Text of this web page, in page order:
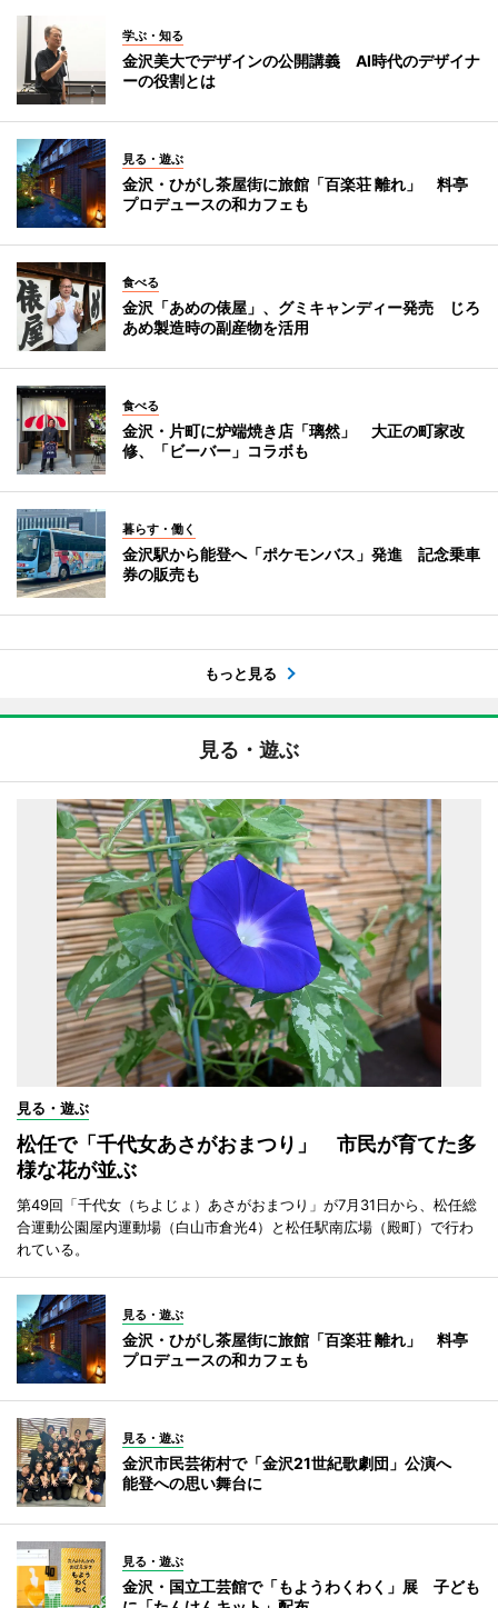
学ぶ・知る
金沢美大でデザインの公開講義 AI時代のデザイナ
ーの役割とは
見る・遊ぶ
金沢・ひがし茶屋街に旅館「百楽荘 離れ」 料亭
プロデュースの和カフェも
食べる
金沢「あめの俵屋」、グミキャンディー発売 じろ
あめ製造時の副産物を活用
食べる
金沢・片町に炉端焼き店「璃然」 大正の町家改
修、「ビーバー」コラボも
暮らす・働く
金沢駅から能登へ「ポケモンバス」発進 記念乗車
券の販売も
もっと見る
見る・遊ぶ
見る・遊ぶ
松任で「千代女あさがおまつり」 市民が育てた多
様な花が並ぶ
第49回「千代女（ちよじょ）あさがおまつり」が7月31日から、松任総
合運動公園屋内運動場（白山市倉光4）と松任駅南広場（殿町）で行わ
れている。
見る・遊ぶ
金沢・ひがし茶屋街に旅館「百楽荘 離れ」 料亭
プロデュースの和カフェも
見る・遊ぶ
金沢市民芸術村で「金沢21世紀歌劇団」公演へ
能登への思い舞台に
見る・遊ぶ
金沢・国立工芸館で「もようわくわく」展 子ども